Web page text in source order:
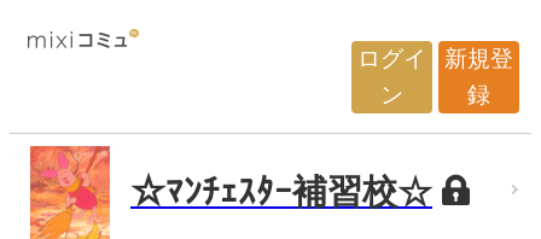
ログイ
ン
新規登
録
☆ﾏﾝﾁｪｽﾀｰ補習校☆